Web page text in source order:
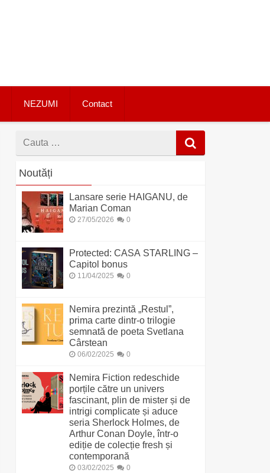
NEZUMI Contact
Cauta
Noutăți
Lansare serie HAIGANU, de
Marian Coman
27/05/2026 0
Protected: CASA STARLING –
Capitol bonus
11/04/2025 0
Nemira prezintă „Restul”,
prima carte dintr-o trilogie
semnată de poeta Svetlana
Cârstean
06/02/2025 0
Nemira Fiction redeschide
porțile către un univers
fascinant, plin de mister și de
intrigi complicate și aduce
seria Sherlock Holmes, de
Arthur Conan Doyle, într-o
ediție de colecție fresh și
contemporană
03/02/2025 0